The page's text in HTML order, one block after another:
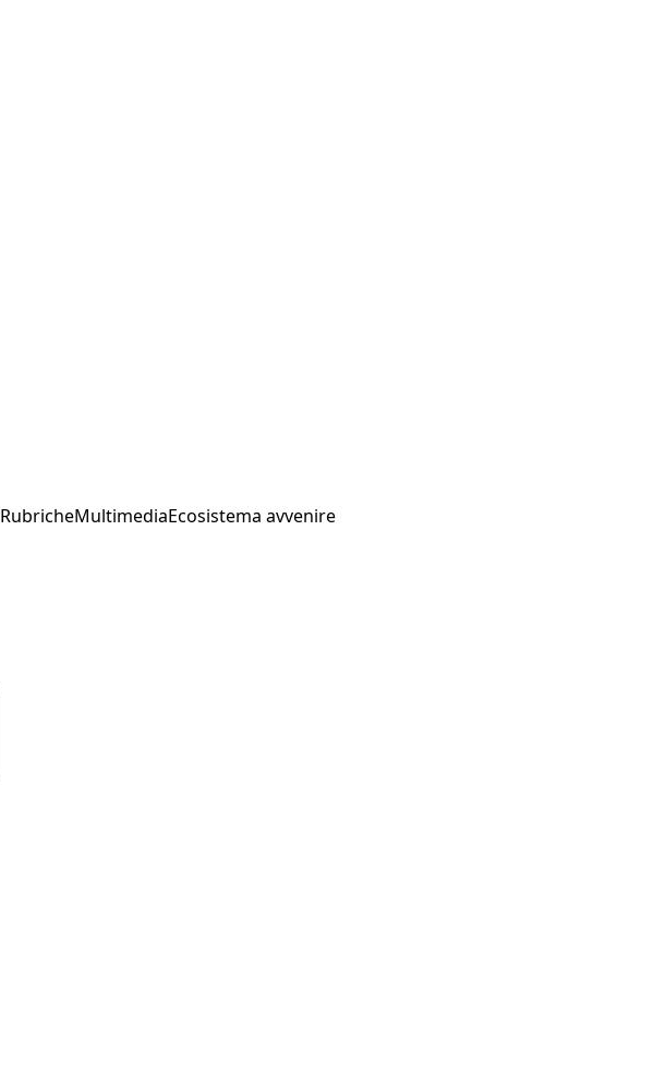
RubricheMultimediaEcosistema avvenire